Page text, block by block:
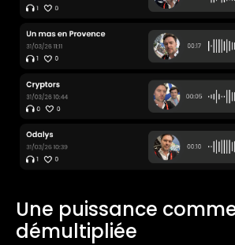
Une puissance
démultipliée